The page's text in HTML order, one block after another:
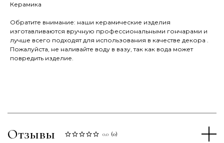
Керамика
Обратите внимание: наши керамические изделия
изготавливаются вручную профессиональными гончарами и
лучше всего подходят для использования в качестве декора .
Пожалуйста, не наливайте воду в вазу, так как вода может
повредить изделие.
Отзывы 0.0 (0)